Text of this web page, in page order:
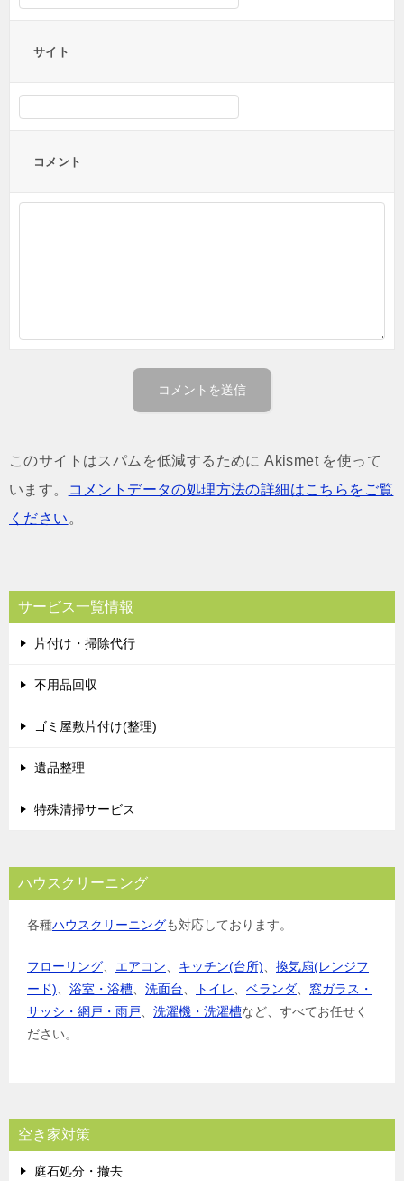
サイト
コメント
このサイトはスパムを低減するために Akismet を使って
います。
コメントデータの処理方法の詳細はこちらをご覧
ください 。
サービス一覧情報
片付け・掃除代行
不用品回収
ゴミ屋敷片付け(整理)
遺品整理
特殊清掃サービス
ハウスクリーニング
各種ハウスクリーニングも対応しております。
フローリング エアコン キッチン(台所)
換気扇(レンジフ
ード)
浴室・浴槽 洗面台 トイレ ベランダ
窓ガラス・
サッシ・網戸・雨戸
洗濯機・洗濯槽など、すべてお任せく
ださい。
空き家対策
庭石処分・撤去